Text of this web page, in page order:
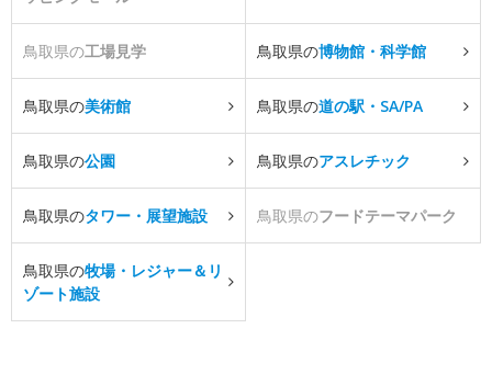
鳥取県の工場見学 鳥取県の博物館・科学館
鳥取県の美術館 鳥取県の道の駅・SA/PA
鳥取県の公園 鳥取県のアスレチック
鳥取県のタワー・展望施設 鳥取県のフードテーマパーク
鳥取県の牧場・レジャー＆リ
ゾート施設